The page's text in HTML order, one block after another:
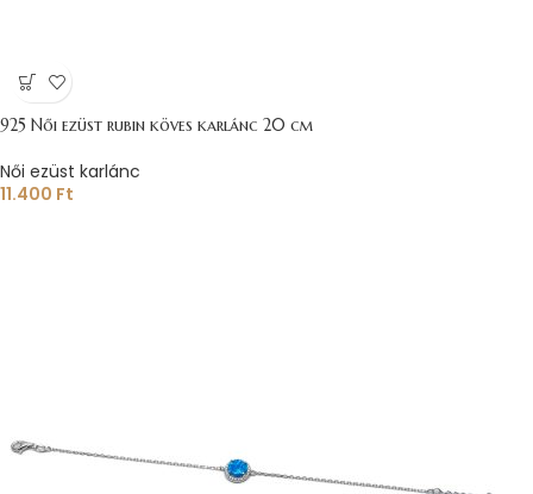
925 Női ezüst rubin köves karlánc 20 cm
Női ezüst karlánc
11.400 Ft